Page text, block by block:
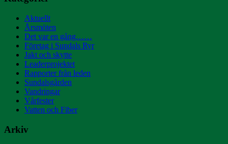
Aktuellt
Årsmöten
Det var en gång……
Företag i Sundals Ryr
Jakt och skytte
Leaderprojektet
Rapporter från leden
Sundalsgården
Vandringar
Vårfester
Vatten och Fiber
Arkiv